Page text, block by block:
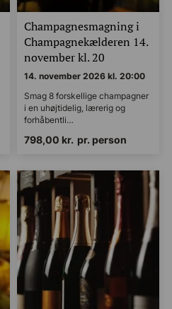
Champagnesmagning i
Champagnekælderen 14.
november kl. 20
14. november 2026 kl. 20:00
Smag 8 forskellige champagner
i en uhøjtidelig, lærerig og
forhåbentli…
798,00 kr. pr. person